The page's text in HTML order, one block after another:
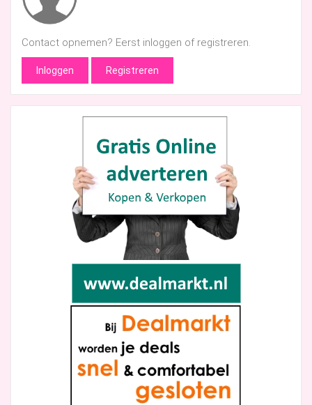
Contact opnemen? Eerst inloggen of registreren.
Inloggen Registreren